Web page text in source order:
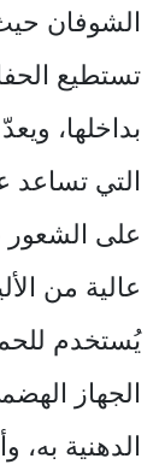
الشوفان
تستطيع
بداخلها،
التي تساعد
على الشعور
عالية من
يُستخدم
الجهاز
الدهنية به،